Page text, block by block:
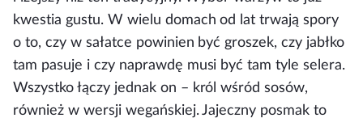
kwestia gustu. W wielu domach od lat trwają spory
o to, czy w sałatce powinien być groszek, czy jabłko
tam pasuje i czy naprawdę musi być tam tyle selera.
Wszystko łączy jednak on – król wśród sosów,
również w wersji wegańskiej. Jajeczny posmak to